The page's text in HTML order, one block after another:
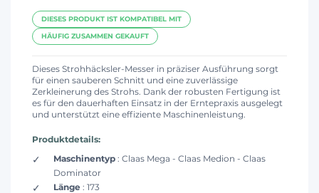
DIESES PRODUKT IST KOMPATIBEL MIT
HÄUFIG ZUSAMMEN GEKAUFT
Dieses Strohhäcksler-Messer in präziser Ausführung sorgt
für einen sauberen Schnitt und eine zuverlässige
Zerkleinerung des Strohs. Dank der robusten Fertigung ist
es für den dauerhaften Einsatz in der Erntepraxis ausgelegt
und unterstützt eine effiziente Maschinenleistung.
Produktdetails:
Maschinentyp : Claas Mega - Claas Medion - Claas
Dominator
Länge : 173